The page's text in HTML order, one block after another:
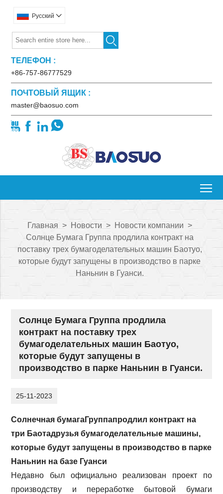
Pусский 

ТЕЛЕФОН :
+86-757-86777529
ПОЧТОВЫЙ ЯЩИК :
master@baosuo.com
   
Главная > Новости > Новости компании >
Солнце Бумага Группа продлила контракт на
поставку трех бумагоделательных машин Баотуо,
которые будут запущены в производство в парке
Наньнин в Гуанси.
Солнце Бумага Группа продлила
контракт на поставку трех
бумагоделательных машин Баотуо,
которые будут запущены в
производство в парке Наньнин в Гуанси.
25-11-2023
Солнечная бумагаГруппапродлил контракт на
три Баотадрузья бумагоделательные машины,
которые будут запущены в производство в парке
Наньнин на базе Гуанси
Недавно был официально реализован проект по
производству и переработке бытовой бумаги